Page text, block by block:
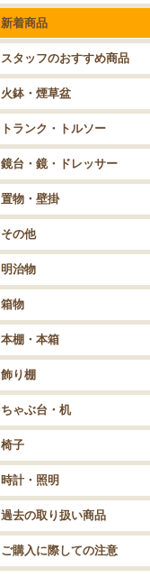
新着商品
スタッフのおすすめ商品
火鉢・煙草盆
トランク・トルソー
鏡台・鏡・ドレッサー
置物・壁掛
その他
明治物
箱物
本棚・本箱
飾り棚
ちゃぶ台・机
椅子
時計・照明
過去の取り扱い商品
ご購入に際しての注意